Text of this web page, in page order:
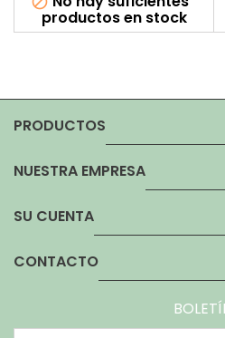
productos en stock
PRODUCTOS
NUESTRA EMPRESA
SU CUENTA
CONTACTO